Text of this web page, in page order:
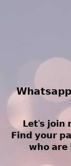
𝗟𝗲𝘁'𝘀
𝗙𝗶𝗻𝗱 𝘆𝗼𝘂𝗿
𝘄𝗵𝗼 𝗮𝗿𝗲